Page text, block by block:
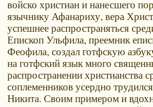
войско христиан и нанесшего
язычнику Афанариху, вера
успешнее распространяться
Епископ Ульфила, преемник
Феофила, создал готфскую
на готфский язык много
распространении христианства
соплеменников усердно
Никита. Своим примером и